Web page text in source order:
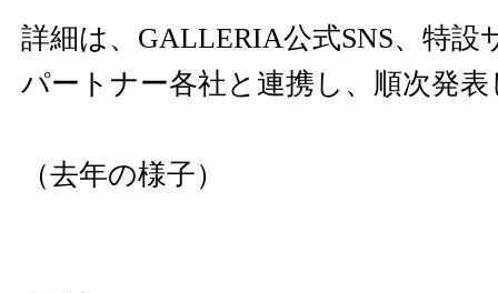
詳細は、GALLERIA公式SNS、特設
パートナー各社と連携し、順次発
（去年の様子）